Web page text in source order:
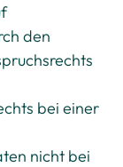
den
bei einer
nicht bei